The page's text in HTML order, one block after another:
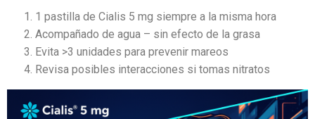
1 pastilla de Cialis 5 mg siempre a la misma hora
Acompañado de agua – sin efecto de la grasa
Evita >3 unidades para prevenir mareos
Revisa posibles interacciones si tomas nitratos